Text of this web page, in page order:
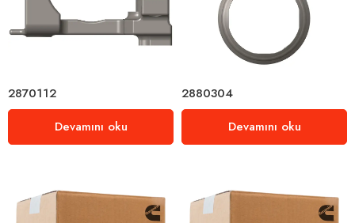
2870112
Devamını oku
2880304
Devamını oku